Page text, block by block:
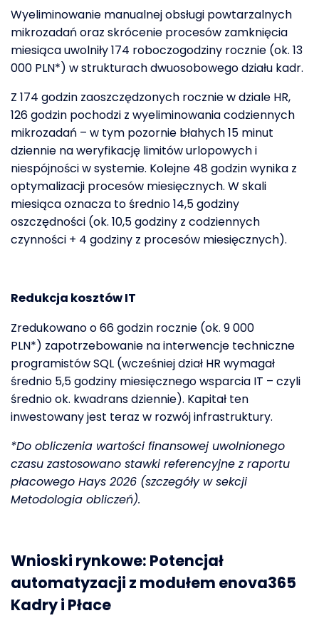
Wyeliminowanie manualnej obsługi powtarzalnych
mikrozadań oraz skrócenie procesów zamknięcia
miesiąca uwolniły 174 roboczogodziny rocznie (ok. 13
000 PLN*) w strukturach dwuosobowego działu kadr.
Z 174 godzin zaoszczędzonych rocznie w dziale HR,
126 godzin pochodzi z wyeliminowania codziennych
mikrozadań – w tym pozornie błahych 15 minut
dziennie na weryfikację limitów urlopowych i
niespójności w systemie. Kolejne 48 godzin wynika z
optymalizacji procesów miesięcznych. W skali
miesiąca oznacza to średnio 14,5 godziny
oszczędności (ok. 10,5 godziny z codziennych
czynności + 4 godziny z procesów miesięcznych).
Redukcja kosztówIT
Zredukowano o 66 godzin rocznie (ok. 9000
PLN*) zapotrzebowanie na interwencje techniczne
programistów SQL (wcześniej dział HR wymagał
średnio 5,5 godziny miesięcznego wsparcia IT – czyli
średnio ok. kwadrans dziennie). Kapitał ten
inwestowany jest teraz w rozwój infrastruktury.
*Do obliczenia wartości finansowej uwolnionego
czasu zastosowano stawki referencyjne z raportu
płacowego Hays 2026 (szczegóły w sekcji
Metodologia obliczeń).
Wnioski rynkowe: Potencjał
automatyzacji z modułem enova365
Kadry i Płace